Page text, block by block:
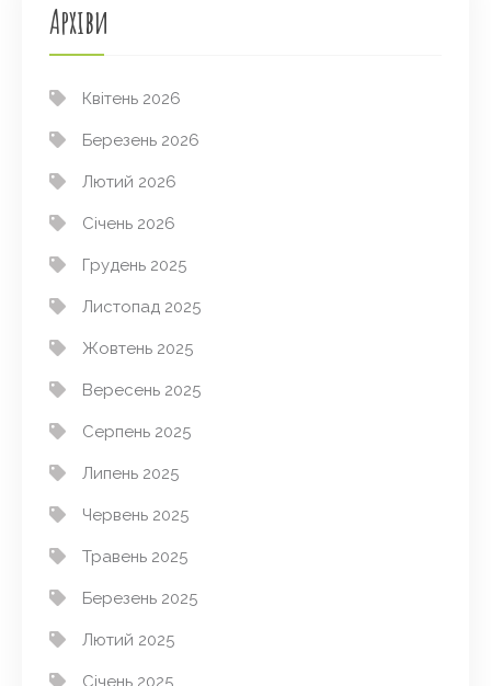
Архіви
Квітень 2026
Березень 2026
Лютий 2026
Січень 2026
Грудень 2025
Листопад 2025
Жовтень 2025
Вересень 2025
Серпень 2025
Липень 2025
Червень 2025
Травень 2025
Березень 2025
Лютий 2025